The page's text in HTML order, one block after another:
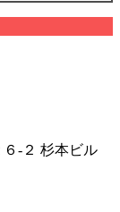
-２ 杉本ビル